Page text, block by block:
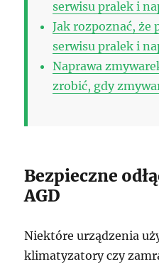
serwisu pralek i
Jak rozpoznać, że
serwisu pralek i
Naprawa
zrobić, gdy
Bezpieczne
AGD
Niektóre urządzenia
klimatyzatory czy